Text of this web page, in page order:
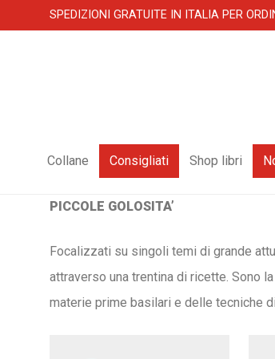
SPEDIZIONI GRATUITE IN ITALIA PER
Collane Consigliati Shop libri
PICCOLE GOLOSITA’
Focalizzati su singoli temi di grande
attraverso una trentina di ricette. Sono
materie prime basilari e delle tecniche